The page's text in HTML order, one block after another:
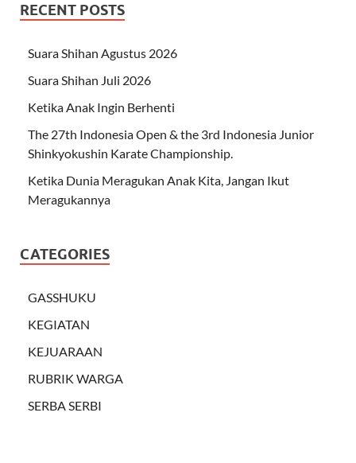
RECENT POSTS
Suara Shihan Agustus 2026
Suara Shihan Juli 2026
Ketika Anak Ingin Berhenti
The 27th Indonesia Open & the 3rd Indonesia Junior
Shinkyokushin Karate Championship.
Ketika Dunia Meragukan Anak Kita, Jangan Ikut
Meragukannya
CATEGORIES
GASSHUKU
KEGIATAN
KEJUARAAN
RUBRIK WARGA
SERBA SERBI